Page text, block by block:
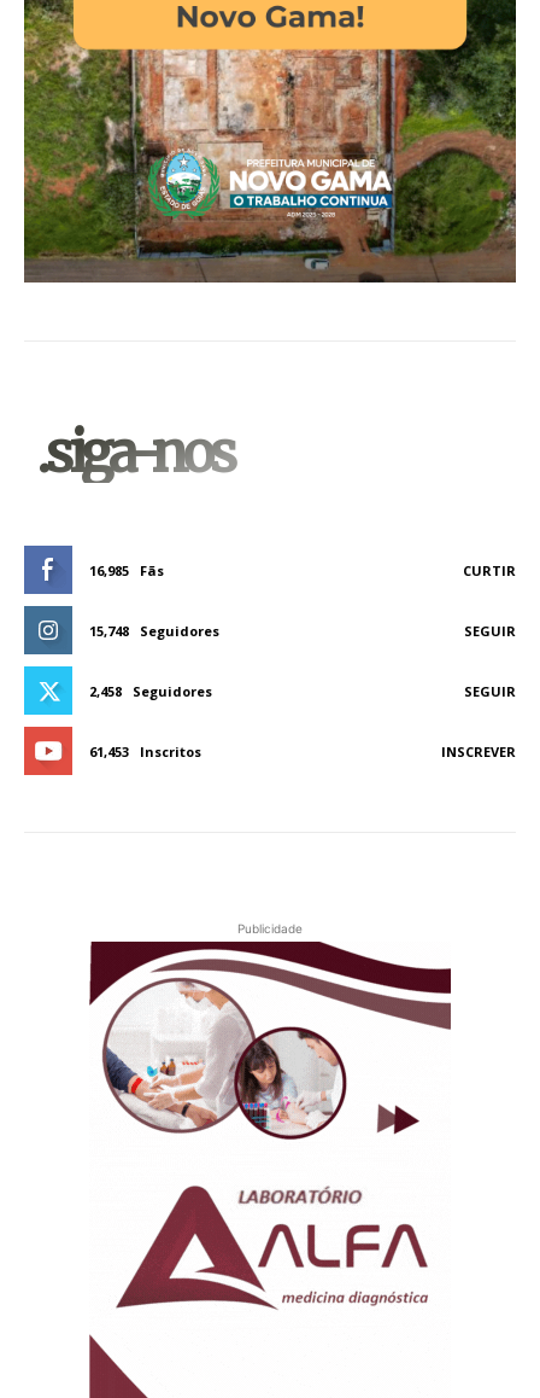
.siga-nos
16,985 Fãs CURTIR
15,748 Seguidores SEGUIR
2,458 Seguidores SEGUIR
61,453 Inscritos INSCREVER
Publicidade